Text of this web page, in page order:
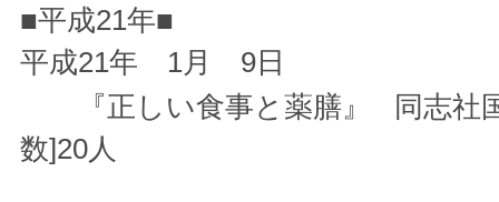
■平成21年■
平成21年 1月 9日
『正しい食事と薬膳』 同志社
数]20人